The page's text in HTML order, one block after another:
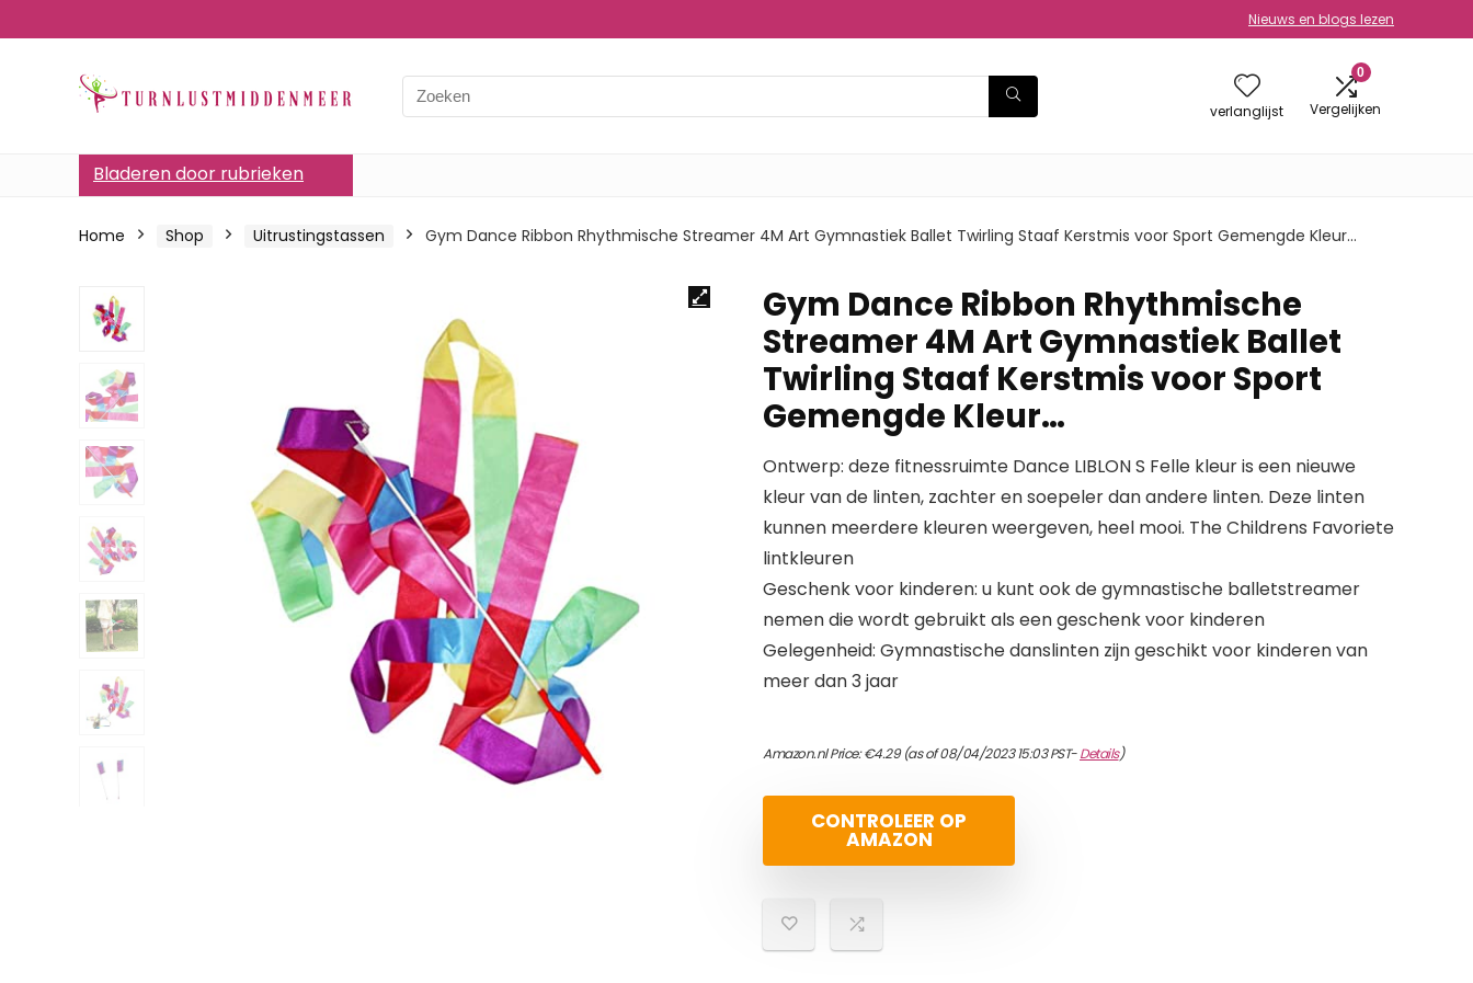
Nieuws en blogs lezen
verlanglijst
0
Vergelijken
Bladeren door rubrieken
Home Shop Uitrustingstassen Gym Dance Ribbon Rhythmische Streamer 4M Art Gymnastiek Ballet Twirling Staaf Kerstmis voor Sport Gemengde Kleur…
Gym Dance Ribbon Rhythmische
Streamer 4M Art Gymnastiek Ballet
Twirling Staaf Kerstmis voor Sport
Gemengde Kleur…
Ontwerp: deze fitnessruimte Dance LIBLON S Felle kleur is een nieuwe
kleur van de linten, zachter en soepeler dan andere linten. Deze linten
kunnen meerdere kleuren weergeven, heel mooi. The Childrens Favoriete
lintkleuren
Geschenk voor kinderen: u kunt ook de gymnastische balletstreamer
nemen die wordt gebruikt als een geschenk voor kinderen
Gelegenheid: Gymnastische danslinten zijn geschikt voor kinderen van
meer dan 3 jaar
Amazon.nl Price:€4.29(as of 08/04/2023 15:03 PST-Details)
CONTROLEER OP
AMAZON